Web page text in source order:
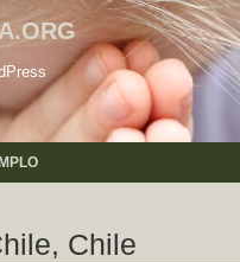
Chile